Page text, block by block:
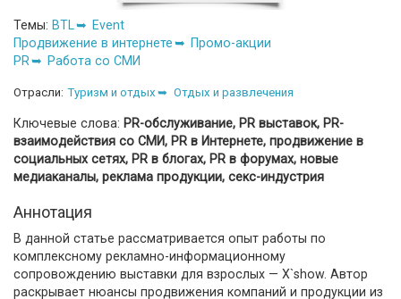
Темы: BTL
Event
Продвижение в интернете
Промо-акции
PR
Работа со СМИ
Отрасли: Туризм и отдых Отдых и развлечения
Ключевые слова: PR-обслуживание, PR выставок, PR-
взаимодействия со СМИ, PR в Интернете, продвижение в
социальных сетях, PR в блогах, PR в форумах, новые
медиаканалы, реклама продукции, секс-индустрия
Аннотация
В данной статье рассматривается опыт работы по
комплексному рекламно-информационному
сопровождению выставки для взрослых — X`show. Автор
раскрывает нюансы продвижения компаний и продукции из